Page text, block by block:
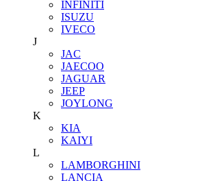
INFINITI
ISUZU
IVECO
J
JAC
JAECOO
JAGUAR
JEEP
JOYLONG
K
KIA
KAIYI
L
LAMBORGHINI
LANCIA